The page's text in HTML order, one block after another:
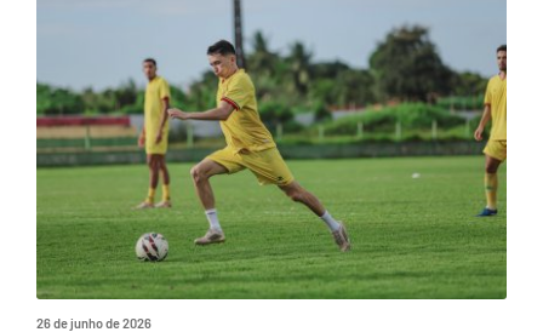
26 de junho de 2026